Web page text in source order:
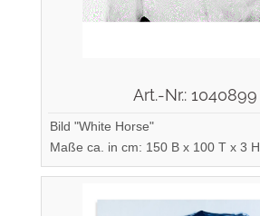
Art.-Nr.: 1040899
Bild "White Horse"
Maße ca. in cm: 150 B x 100 T x 3 H